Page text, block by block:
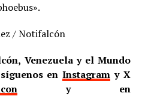
/ Notifalcón
Venezuela y el Mundo
enInstagram y X
y en